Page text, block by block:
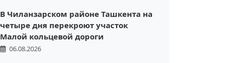
В Чиланзарском районе Ташкента на
четыре дня перекроют участок
Малой кольцевой дороги
06.08.2026